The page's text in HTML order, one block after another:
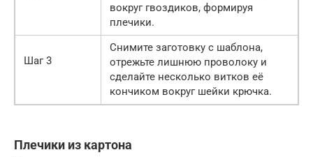
вокруг гвоздиков, формируя
плечики.
Шаг 3
Снимите заготовку с шаблона,
отрежьте лишнюю проволоку и
сделайте несколько витков её
кончиком вокруг шейки крючка.
Плечики из картона